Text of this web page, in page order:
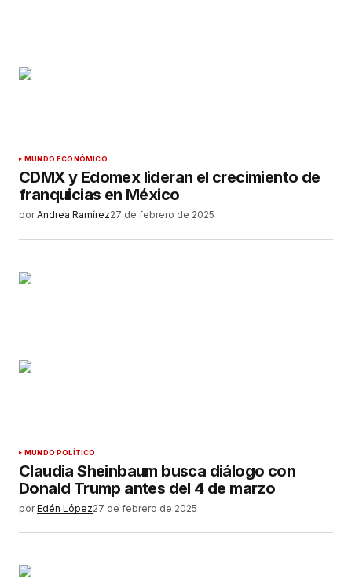
MUNDO ECONÓMICO
CDMX y Edomex lideran el crecimiento de
franquicias en México
por Andrea Ramírez27 de febrero de 2025
MUNDO POLÍTICO
Claudia Sheinbaum busca diálogo con
Donald Trump antes del 4 de marzo
por Edén López27 de febrero de 2025